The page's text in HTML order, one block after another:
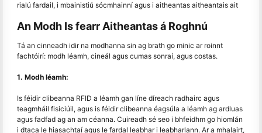
rialú fardail, i mbainistiú sócmhainní agus i aitheantas aitheantais ait
An Modh Is fearr Aitheantas á Roghnú
Tá an cinneadh idir na modhanna sin ag brath go minic ar roinnt
fachtóirí: modh léamh, cineál agus cumas sonraí, agus costas.
1. Modh léamh:
Is féidir clibeanna RFID a léamh gan líne díreach radhairc agus
teagmháil fisiciúil, agus is féidir clibeanna éagsúla a léamh ag ardluas
agus fadfad ag an am céanna. Cuireadh sé seo i bhfeidhm go hiomlán
i dtaca le hiasachtaí agus le fardal leabhar i leabharlann. Ar a mhalairt,